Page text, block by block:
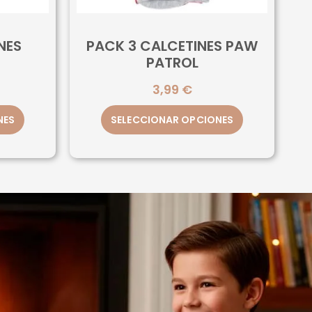
PACK 3 CALCETINES PAW
PATROL
3,99 €
SELECCIONAR OPCIONES